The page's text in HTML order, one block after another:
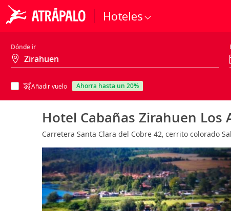
Hoteles
Dónde ir
Añadir vuelo ahorra hasta un 20%
Hotel Cabañas Zirahuen Los
Carretera Santa Clara del Cobre 42, cerrito colorado